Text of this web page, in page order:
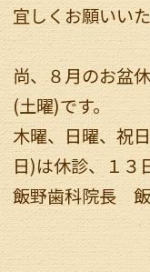
宜しくお願いい
尚、８月のお盆
(土曜)です。
木曜、日曜、祝
日)は休診、１３
飯野歯科院長